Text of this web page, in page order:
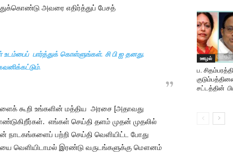
அவரை எதிர்த்துப் பேசத்
பார்த்துக் கொள்ளுங்கள். சி பி ஐ தனது.
கூறி உங்களின் மத்திய அரசை [அதாவது
எங்கள் செய்தி தளம் முதன் முதலில்
பற்றி செய்தி வெளியிட்ட போது
வெளியிடாமல் இரண்டு வருடங்களுக்கு மௌனம்
ஊழல்
ப.
சட்டத்தின்